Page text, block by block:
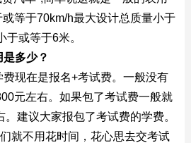
等于70km/h最大设计总质量小于
或等于6米。
多少？
现在是报名+考试费。一般没有
元左右。如果包了考试费一般就
建议大家报包了考试费的学费。
就不用花时间，花心思去交考试